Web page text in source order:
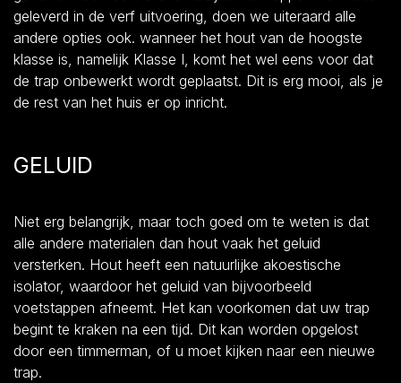
geleverd in de verf uitvoering, doen we uiteraard alle
andere opties ook. wanneer het hout van de hoogste
klasse is, namelijk Klasse I, komt het wel eens voor dat
de trap onbewerkt wordt geplaatst. Dit is erg mooi, als je
de rest van het huis er op inricht.
GELUID
Niet erg belangrijk, maar toch goed om te weten is dat
alle andere materialen dan hout vaak het geluid
versterken. Hout heeft een natuurlijke akoestische
isolator, waardoor het geluid van bijvoorbeeld
voetstappen afneemt. Het kan voorkomen dat uw trap
begint te kraken na een tijd. Dit kan worden opgelost
door een timmerman, of u moet kijken naar een nieuwe
trap.